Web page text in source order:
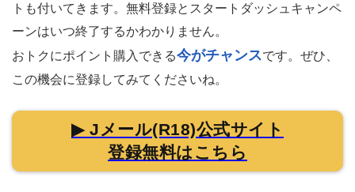
トも付いてきます。 無料登録とスタートダッシュキャンペ
ーンはいつ終了するかわかりません。
おトクにポイント購入できる今がチャンスです。ぜひ、
この機会に登録してみてくださいね。
▶ Jメール(R18)公式サイト
登録無料はこちら